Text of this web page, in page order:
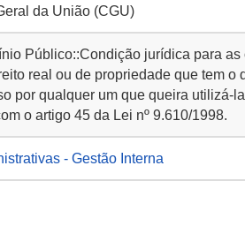
da União (CGU)
Público::Condição jurídica para
real ou de propriedade que tem o
por qualquer um que queira utilizá-
o artigo 45 da Lei nº 9.610/1998.
- Gestão Interna